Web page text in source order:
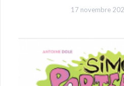
17 novembre